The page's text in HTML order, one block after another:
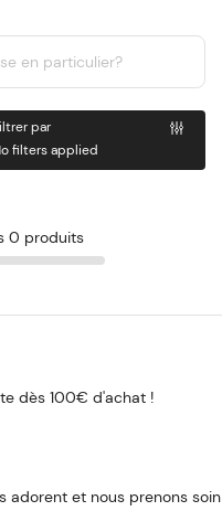
par
filters applied
0 produits
dès 100€ d'achat !
adorent et nous prenons soin